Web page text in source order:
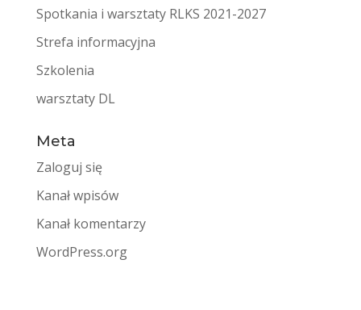
Spotkania i warsztaty RLKS 2021-2027
Strefa informacyjna
Szkolenia
warsztaty DL
Meta
Zaloguj się
Kanał wpisów
Kanał komentarzy
WordPress.org